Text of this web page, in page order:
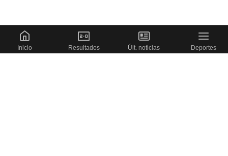
Inicio Resultados Últ. noticias Deportes